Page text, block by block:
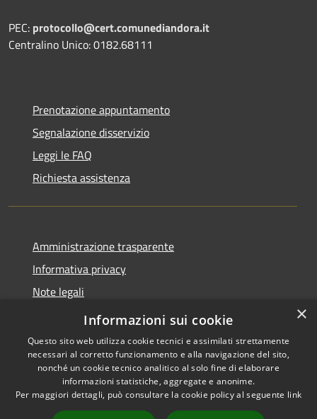
PEC: protocollo@cert.comunediandora.it
Centralino Unico: 0182.68111
Prenotazione appuntamento
Segnalazione disservizio
Leggi le FAQ
Richiesta assistenza
Amministrazione trasparente
Informativa privacy
Note legali
Dichiarazione di accessibilità
Accessibilità
Copyright © 2026 • Comune di
Andora • Powered by
×
Informazioni sui cookie
Questo sito web utilizza cookie tecnici e assimilati strettamente
necessari al corretto funzionamento e alla navigazione del sito,
nonché un cookie tecnico analitico al solo fine di elaborare
informazioni statistiche, aggregate e anonime.
Per maggiori dettagli, può consultare la cookie policy al seguente link